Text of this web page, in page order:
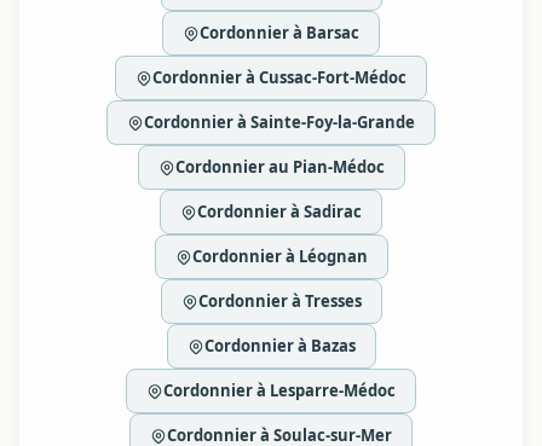
Cordonnier à Barsac
Cordonnier à Cussac-Fort-Médoc
Cordonnier à Sainte-Foy-la-Grande
Cordonnier au Pian-Médoc
Cordonnier à Sadirac
Cordonnier à Léognan
Cordonnier à Tresses
Cordonnier à Bazas
Cordonnier à Lesparre-Médoc
Cordonnier à Soulac-sur-Mer